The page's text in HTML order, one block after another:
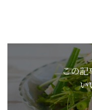
この記
い